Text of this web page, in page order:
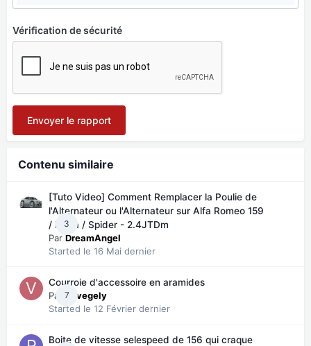
Vérification de sécurité
Envoyer le rapport
Contenu similaire
3
[Tuto Video] Comment Remplacer la Poulie de
l'Alternateur ou l'Alternateur sur Alfa Romeo 159
/ Brera / Spider - 2.4JTDm
Par DreamAngel
Started le 16 Mai dernier
7
Courroie d'accessoire en aramides
Parvevegely
Started le 12 Février dernier
Boite de vitesse selespeed de 156 qui craque